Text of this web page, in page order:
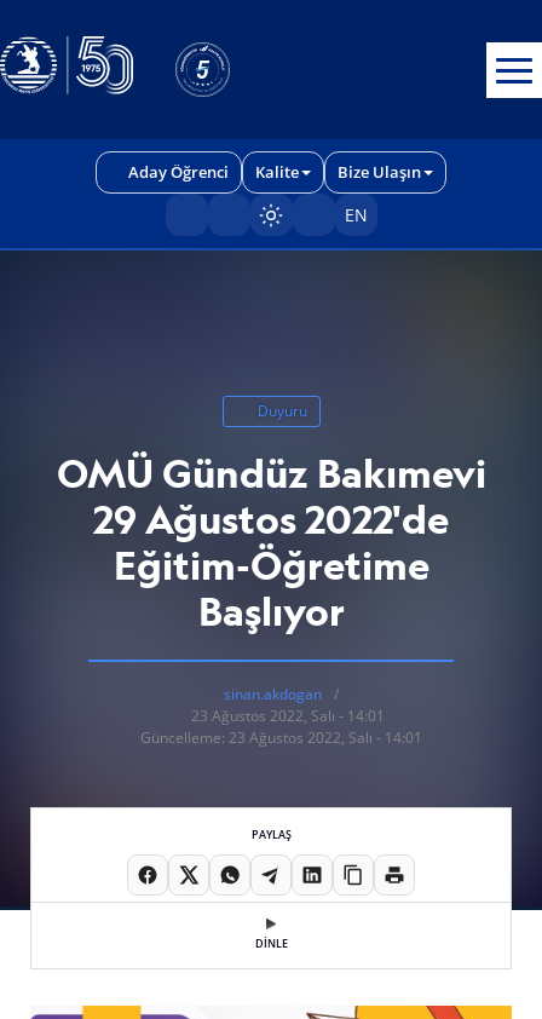
Aday Öğrenci Kalite Bize Ulaşın
Sayfayı karart/aç
EN
Duyuru
OMÜ Gündüz Bakımevi
29 Ağustos 2022'de
Eğitim-Öğretime
Başlıyor
sinan.akdogan
23 Ağustos 2022, Salı - 14:01
Güncelleme: 23 Ağustos 2022, Salı - 14:01
PAYLAŞ
DİNLE